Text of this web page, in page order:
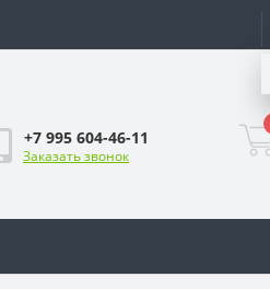
+7 995 604-46-11
Заказать звонок